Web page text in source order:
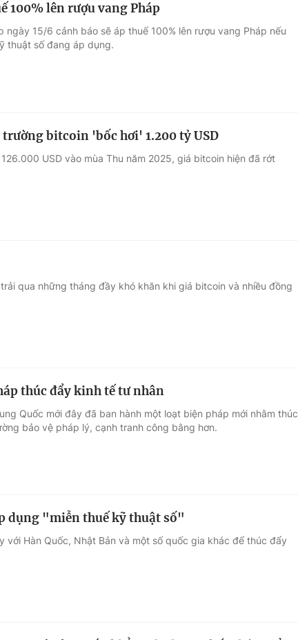
100% lên rượu vang Pháp
ngày 15/6 cảnh báo sẽ áp thuế 100% lên rượu vang Pháp nếu
thuật số đang áp dụng.
bitcoin 'bốc hơi' 1.200 tỷ USD
USD vào mùa Thu năm 2025, giá bitcoin hiện đã rớt
qua những tháng đầy khó khăn khi giá bitcoin và nhiều đồng
thúc đẩy kinh tế tư nhân
Quốc mới đây đã ban hành một loạt biện pháp mới nhằm thúc
bảo vệ pháp lý, cạnh tranh công bằng hơn.
dụng "miễn thuế kỹ thuật số"
với Hàn Quốc, Nhật Bản và một số quốc gia khác để thúc đẩy